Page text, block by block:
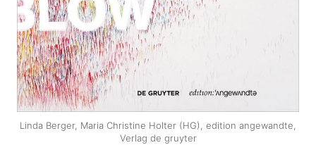
Linda Berger, Maria Christine Holter (HG), edition angewandte,
Verlag de gruyter